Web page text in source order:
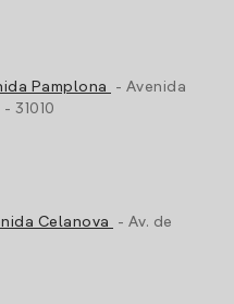
Pamplona
- Avenida
31010
Celanova
- Av. de